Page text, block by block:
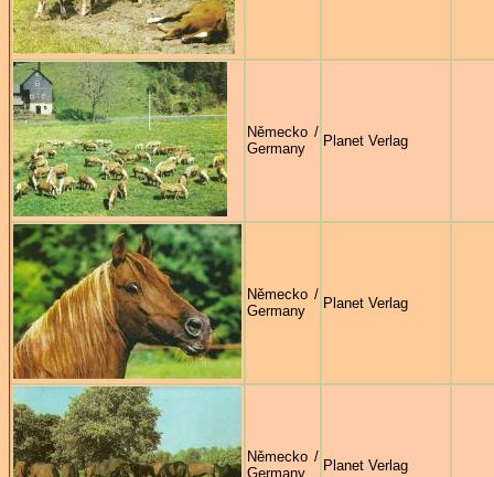
Německo /
Germany
Planet Verlag
Německo /
Germany
Planet Verlag
Německo /
Germany
Planet Verlag